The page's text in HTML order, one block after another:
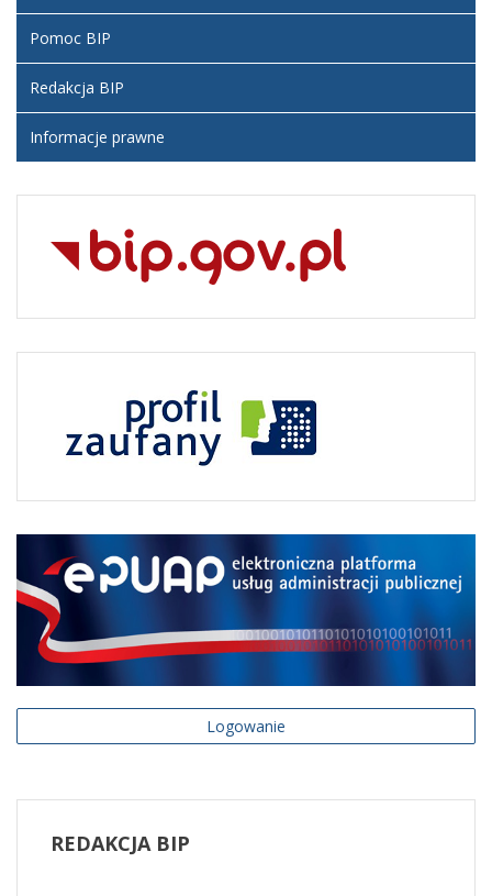
Pomoc BIP
Redakcja BIP
Informacje prawne
Logowanie
REDAKCJABIP